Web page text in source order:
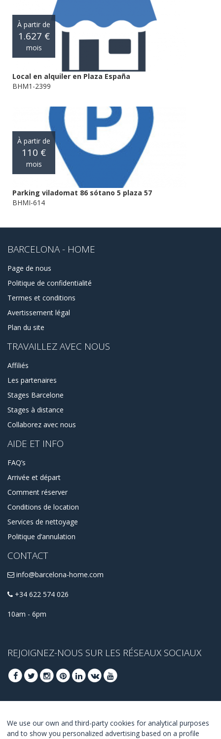
À partir de
1.627 €
mois
Local en alquiler en Plaza España
BHM1-2399
À partir de
110 €
mois
Parking viladomat 86 sótano 5 plaza 57
BHMI-614
BARCELONA - HOME
Page de nous
Politique de confidentialité
Termes et conditions
Avertissement légal
Plan du site
TRAVAILLEZ AVEC NOUS
Affiliés
Les partenaires
Stages Barcelone
Stages à distance
Collaborez avec nous
AIDE ET INFO
FAQ’s
Arrivée et départ
Comment réserver
Conditions de location
Services de nettoyage
Politique d’annulation
CONTACT
info@barcelona-home.com
+34 622 574 026
10am - 6pm
REJOIGNEZ-NOUS SUR LES RÉSEAUX SOCIAUX
MEILLEURES OFFRES
We use our own and third-party cookies for analytical purposes
and to show you personalized advertising based on a profile